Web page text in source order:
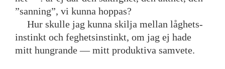
”sanning”, vi kunna hoppas?
Hur skulle jag kunna skilja mellan låghets-
instinkt och feghetsinstinkt, om jag ej hade
mitt hungrande — mitt produktiva samvete.